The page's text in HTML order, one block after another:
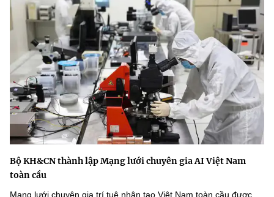
Bộ KH&CN thành lập Mạng lưới chuyên gia AI Việt Nam
toàn cầu
Mạng lưới chuyên gia trí tuệ nhân tạo Việt Nam toàn cầu được